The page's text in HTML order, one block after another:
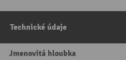
Technické údaje
Jmenovitá hloubka